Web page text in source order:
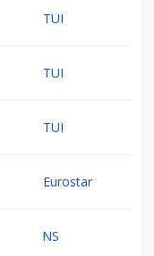
TUI
TUI
TUI
Eurostar
NS